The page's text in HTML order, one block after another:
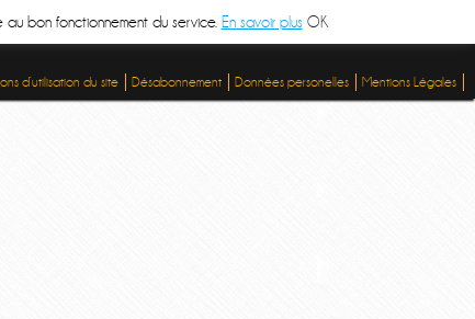
d’utilisation du site Désabonnement Données personelles Mentions Légales
bon fonctionnement du service. En savoir plus OK